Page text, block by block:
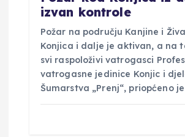
izvan kontrole
Požar na području Kanjine i
Konjica i dalje je aktivan, a na
svi raspoloživi vatrogasci
vatrogasne jedinice Konjic i
Šumarstva „Prenj“, priopćeno